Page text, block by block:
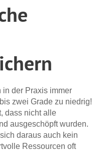
der Praxis immer
zwei Grade zu niedrig!
dass nicht alle
ausgeschöpft wurden.
daraus auch kein
Ressourcen oft